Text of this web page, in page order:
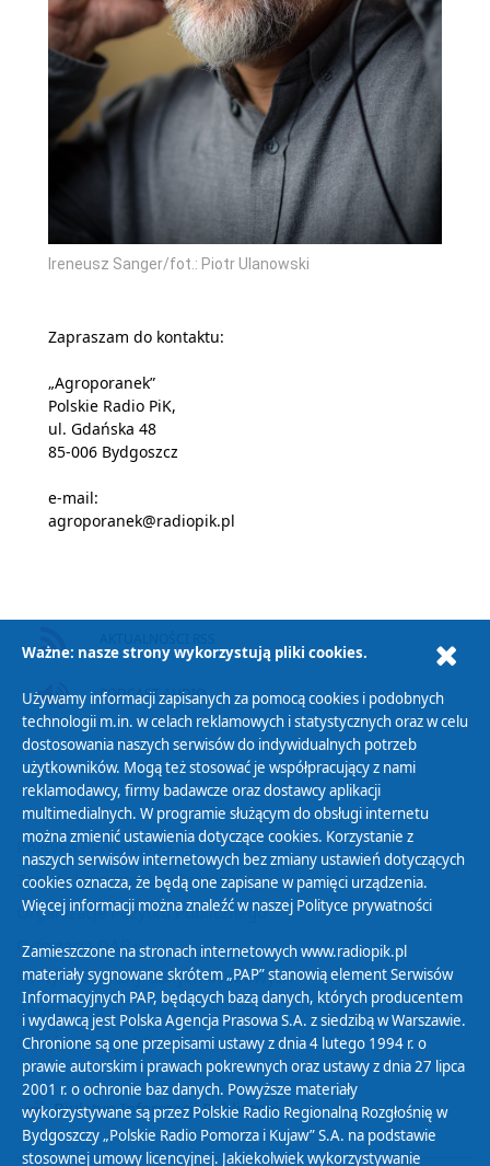
Ireneusz Sanger/fot.: Piotr Ulanowski
Zapraszam do kontaktu:
„Agroporanek”
Polskie Radio PiK,
ul. Gdańska 48
85-006 Bydgoszcz
e-mail:
agroporanek@radiopik.pl
PODCAST AUDIO
Polityka Prywatności
Zasady korzystania z Serwisu
Organizacje Pożytku Publicznego
Cyfryzacja DAB+
Polityka ochrony danych osobowych
Abonament
Zamówienia publiczne
Biuletyn Informacji Publicznej
Ważne: nasze strony wykorzystują pliki cookies.
Używamy informacji zapisanych za pomocą cookies i podobnych
technologii m.in. w celach reklamowych i statystycznych oraz w celu
dostosowania naszych serwisów do indywidualnych potrzeb
użytkowników. Mogą też stosować je współpracujący z nami
reklamodawcy, firmy badawcze oraz dostawcy aplikacji
multimedialnych. W programie służącym do obsługi internetu
można zmienić ustawienia dotyczące cookies. Korzystanie z
naszych serwisów internetowych bez zmiany ustawień dotyczących
cookies oznacza, że będą one zapisane w pamięci urządzenia.
Więcej informacji można znaleźć w naszej Polityce prywatności
Zamieszczone na stronach internetowych www.radiopik.pl
materiały sygnowane skrótem „PAP” stanowią element Serwisów
Informacyjnych PAP, będących bazą danych, których producentem
i wydawcą jest Polska Agencja Prasowa S.A. z siedzibą w Warszawie.
Chronione są one przepisami ustawy z dnia 4 lutego 1994 r. o
prawie autorskim i prawach pokrewnych oraz ustawy z dnia 27 lipca
2001 r. o ochronie baz danych. Powyższe materiały
wykorzystywane są przez Polskie Radio Regionalną Rozgłośnię w
Bydgoszczy „Polskie Radio Pomorza i Kujaw” S.A. na podstawie
stosownej umowy licencyjnej. Jakiekolwiek wykorzystywanie